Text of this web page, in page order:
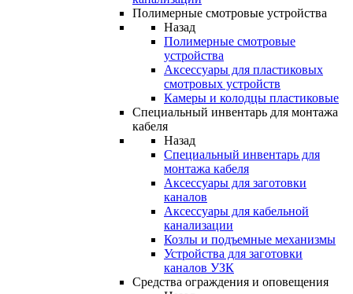
Полимерные смотровые устройства
Назад
Полимерные смотровые
устройства
Аксессуары для пластиковых
смотровых устройств
Камеры и колодцы пластиковые
Специальный инвентарь для монтажа
кабеля
Назад
Специальный инвентарь для
монтажа кабеля
Аксессуары для заготовки
каналов
Аксессуары для кабельной
канализации
Козлы и подъемные механизмы
Устройства для заготовки
каналов УЗК
Средства ограждения и оповещения